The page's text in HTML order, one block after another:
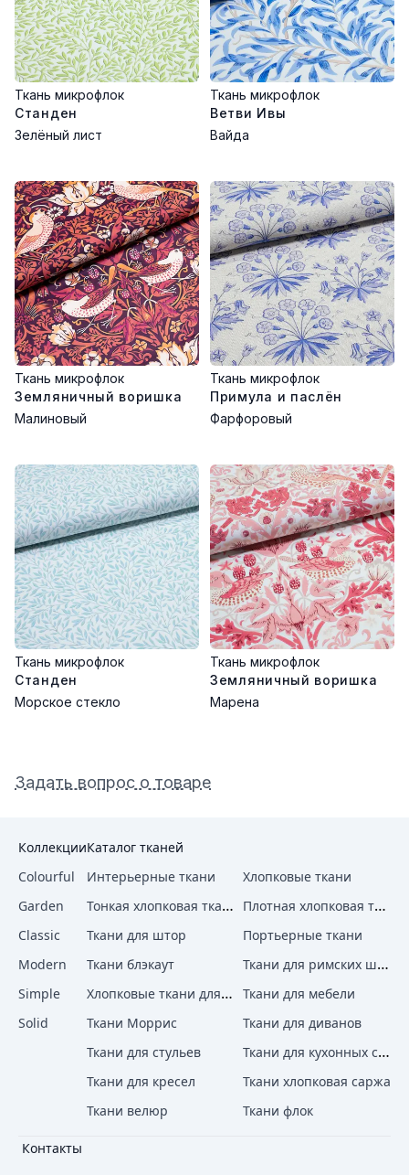
Ткань микрофлок
Станден
Зелёный лист
Ткань микрофлок
Ветви Ивы
Вайда
Ткань микрофлок
Земляничный воришка
Малиновый
Ткань микрофлок
Примула и паслён
Фарфоровый
Ткань микрофлок
Станден
Морское стекло
Ткань микрофлок
Земляничный воришка
Марена
Задать вопрос о товаре
Контакты
Коллекции
Colourful
Garden
Classic
Modern
Simple
Solid
Каталог тканей
Интерьерные ткани
Хлопковые ткани
Тонкая хлопковая ткань Плотная хлопковая ткань
Ткани для штор
Портьерные ткани
Ткани блэкаут
Ткани для римских штор
Хлопковые ткани для штор
Ткани для мебели
Ткани Моррис
Ткани для диванов
Ткани для стульев
Ткани для кухонных стульев
Ткани для кресел
Ткани хлопковая саржа
Ткани велюр
Ткани флок